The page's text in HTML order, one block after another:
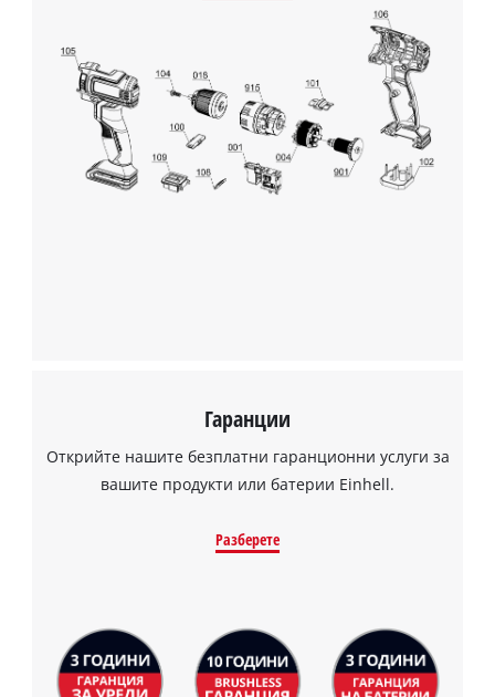
Usercentrics Consent
Management Platform
Гаранции
Открийте нашите безплатни гаранционни услуги за
вашите продукти или батерии Einhell.
Разберете